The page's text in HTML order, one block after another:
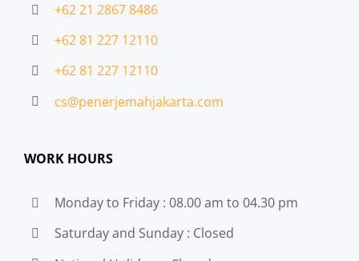
+62 21 2867 8486
+62 81 227 12110
+62 81 227 12110
cs@penerjemahjakarta.com
WORK HOURS
Monday to Friday : 08.00 am to 04.30 pm
Saturday and Sunday : Closed